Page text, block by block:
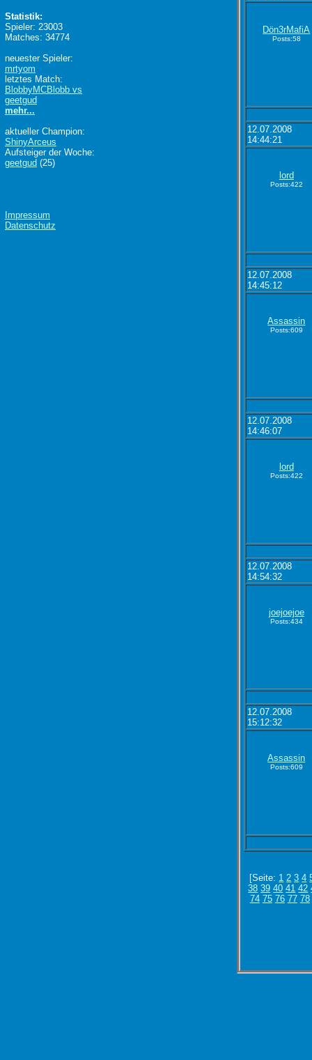
Dön3rMafiA
Posts:58
12.07.2008
14:44:21
lord
Posts:422
12.07.2008
14:45:12
Assassin
Posts:609
12.07.2008
14:46:07
lord
Posts:422
12.07.2008
14:54:32
joejoejoe
Posts:434
12.07.2008
15:12:32
Assassin
Posts:609
[Seite: 1 2 3 4
38 39 40 41 42
74 75 76 77 78
Statistik:
Spieler: 23003
Matches: 34774
neuester Spieler:
mrtyom
letztes Match:
BlobbyMCBlobb vs
geetgud
mehr...
aktueller Champion:
ShinyArceus
Aufsteiger der Woche:
geetgud (25)
Impressum
Datenschutz